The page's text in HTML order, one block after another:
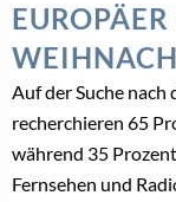
Auf der Suche
recherchieren 65
während 35
Fernsehen und